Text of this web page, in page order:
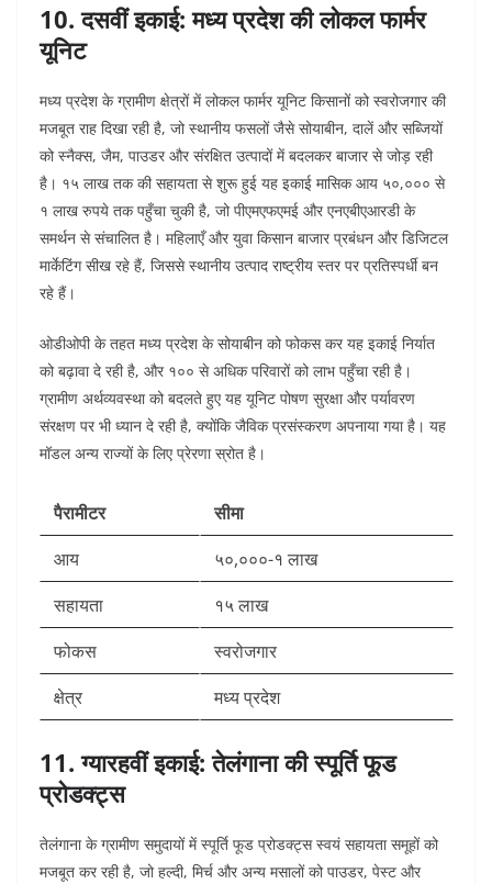
10. दसवीं इकाई: मध्य प्रदेश की लोकल फार्मर
यूनिट
मध्य प्रदेश के ग्रामीण क्षेत्रों में लोकल फार्मर यूनिट किसानों को स्वरोजगार की
मजबूत राह दिखा रही है, जो स्थानीय फसलों जैसे सोयाबीन, दालें और सब्जियों
को स्नैक्स, जैम, पाउडर और संरक्षित उत्पादों में बदलकर बाजार से जोड़ रही
है। १५ लाख तक की सहायता से शुरू हुई यह इकाई मासिक आय ५०,००० से
१ लाख रुपये तक पहुँचा चुकी है, जो पीएमएफएमई और एनएबीएआरडी के
समर्थन से संचालित है। महिलाएँ और युवा किसान बाजार प्रबंधन और डिजिटल
मार्केटिंग सीख रहे हैं, जिससे स्थानीय उत्पाद राष्ट्रीय स्तर पर प्रतिस्पर्धी बन
रहे हैं।
ओडीओपी के तहत मध्य प्रदेश के सोयाबीन को फोकस कर यह इकाई निर्यात
को बढ़ावा दे रही है, और १०० से अधिक परिवारों को लाभ पहुँचा रही है।
ग्रामीण अर्थव्यवस्था को बदलते हुए यह यूनिट पोषण सुरक्षा और पर्यावरण
संरक्षण पर भी ध्यान दे रही है, क्योंकि जैविक प्रसंस्करण अपनाया गया है। यह
मॉडल अन्य राज्यों के लिए प्रेरणा स्रोत है।​
पैरामीटर
सीमा
आय
५०,०००-१ लाख
सहायता
१५ लाख
फोकस
स्वरोजगार
क्षेत्र
मध्य प्रदेश
11. ग्यारहवीं इकाई: तेलंगाना की स्पूर्ति फूड
प्रोडक्ट्स
तेलंगाना के ग्रामीण समुदायों में स्पूर्ति फूड प्रोडक्ट्स स्वयं सहायता समूहों को
मजबूत कर रही है, जो हल्दी, मिर्च और अन्य मसालों को पाउडर, पेस्ट और